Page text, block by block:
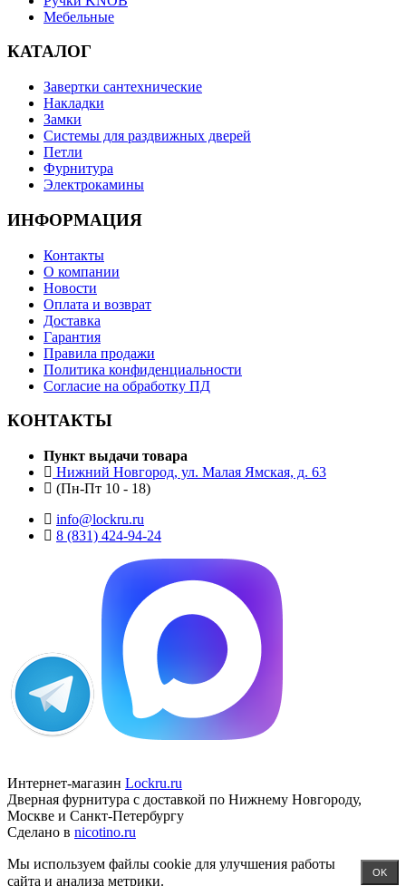
Мебельные
КАТАЛОГ
Завертки сантехнические
Накладки
Замки
Системы для раздвижных дверей
Петли
Фурнитура
Электрокамины
ИНФОРМАЦИЯ
Контакты
О компании
Новости
Оплата и возврат
Доставка
Гарантия
Правила продажи
Политика конфиденциальности
Согласие на обработку ПД
КОНТАКТЫ
Пункт выдачи товара
Нижний Новгород, ул. Малая Ямская, д. 63
(Пн-Пт 10 - 18)
info@lockru.ru
8 (831) 424-94-24
Интернет-магазин Lockru.ru
Дверная фурнитура с доставкой по Нижнему Новгороду,
Москве и Санкт-Петербургу
Сделано в nicotino.ru
Мы используем файлы cookie для улучшения работы
сайта и анализа метрики.
OK